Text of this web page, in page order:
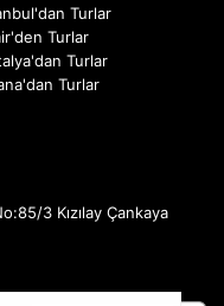
Turlar
Turlar
Turlar
Turlar
3 Kızılay Çankaya